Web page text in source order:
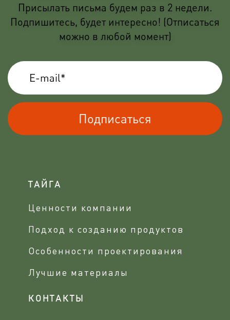
Присылать письма будем раз в 2 недели.
Подпишитесь, будет интересно! (Отписаться
можно в любой момент)
Подписаться
ТАЙГА
Ценности компании
Подход к созданию продуктов
Особенности проектирования
Лучшие материалы
КОНТАКТЫ